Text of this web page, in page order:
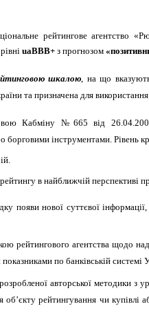
рейтингове агентство
uaBBB+ з прогнозом
шкалою , на що
та призначена для
Кабміну №665 від
інструментами. Рівень
в найближчій перспективі
появи нової суттєвої
агентства щодо
по банківській
авторської методики
рейтингування чи